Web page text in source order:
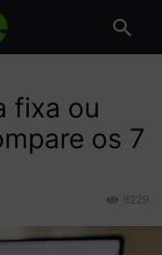
fixa ou
os 7
6229